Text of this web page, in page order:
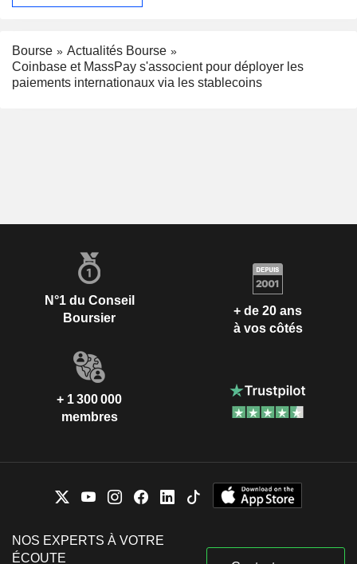
Bourse
Actualités Bourse
Coinbase et MassPay s'associent pour déployer les
paiements internationaux via les stablecoins
N°1 du Conseil
Boursier
+ de 20 ans
à vos côtés
+ 1 300 000
membres
NOS EXPERTS À VOTRE
ÉCOUTE